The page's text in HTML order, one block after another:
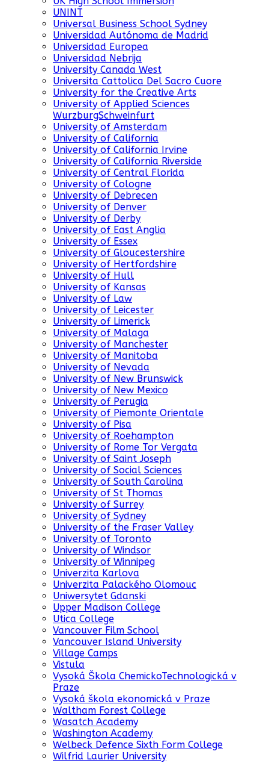
UNINT
Universal Business School Sydney
Universidad Autónoma de Madrid
Universidad Europea
Universidad Nebrija
University Canada West
Universita Cattolica Del Sacro Cuore
University for the Creative Arts
University of Applied Sciences
WurzburgSchweinfurt
University of Amsterdam
University of California
University of California Irvine
University of California Riverside
University of Central Florida
University of Cologne
University of Debrecen
University of Denver
University of Derby
University of East Anglia
University of Essex
University of Gloucestershire
University of Hertfordshire
University of Hull
University of Kansas
University of Law
University of Leicester
University of Limerick
University of Malaga
University of Manchester
University of Manitoba
University of Nevada
University of New Brunswick
University of New Mexico
University of Perugia
University of Piemonte Orientale
University of Pisa
University of Roehampton
University of Rome Tor Vergata
University of Saint Joseph
University of Social Sciences
University of South Carolina
University of St Thomas
University of Surrey
University of Sydney
University of the Fraser Valley
University of Toronto
University of Windsor
University of Winnipeg
Univerzita Karlova
Univerzita Palackého Olomouc
Uniwersytet Gdanski
Upper Madison College
Utica College
Vancouver Film School
Vancouver Island University
Village Camps
Vistula
Vysoká Škola ChemickoTechnologická v
Praze
Vysoká škola ekonomická v Praze
Waltham Forest College
Wasatch Academy
Washington Academy
Welbeck Defence Sixth Form College
Wilfrid Laurier University